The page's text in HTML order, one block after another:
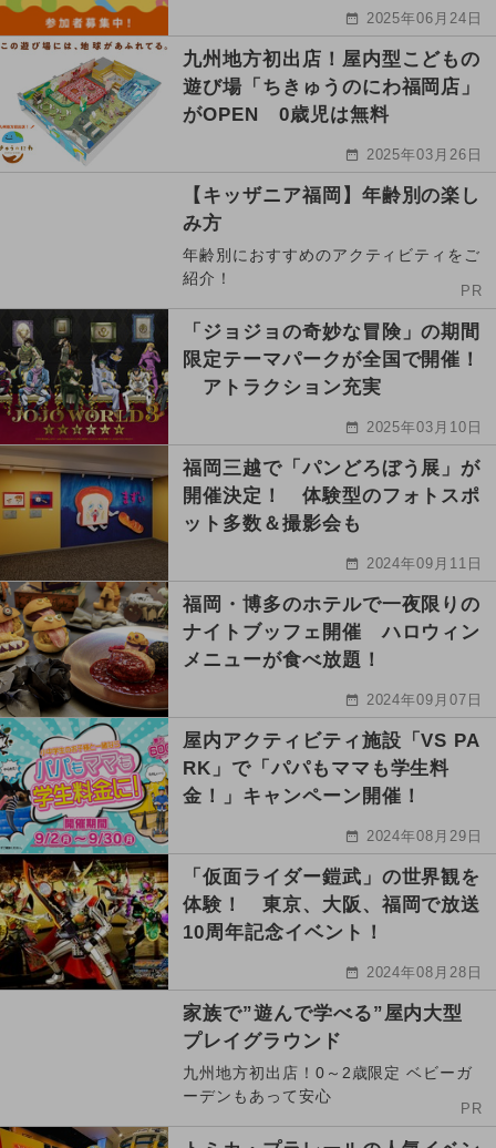
2025年06月24日
九州地方初出店！屋内型こどもの
遊び場「ちきゅうのにわ福岡店」
がOPEN 0歳児は無料
2025年03月26日
【キッザニア福岡】年齢別の楽し
み方
年齢別におすすめのアクティビティをご
紹介！
PR
「ジョジョの奇妙な冒険」の期間
限定テーマパークが全国で開催！
アトラクション充実
2025年03月10日
福岡三越で「パンどろぼう展」が
開催決定！ 体験型のフォトスポ
ット多数＆撮影会も
2024年09月11日
福岡・博多のホテルで一夜限りの
ナイトブッフェ開催 ハロウィン
メニューが食べ放題！
2024年09月07日
屋内アクティビティ施設「VS PA
RK」で「パパもママも学生料
金！」キャンペーン開催！
2024年08月29日
「仮面ライダー鎧武」の世界観を
体験！ 東京、大阪、福岡で放送
10周年記念イベント！
2024年08月28日
家族で”遊んで学べる”屋内大型
プレイグラウンド
九州地方初出店！0～2歳限定 ベビーガ
ーデンもあって安心
PR